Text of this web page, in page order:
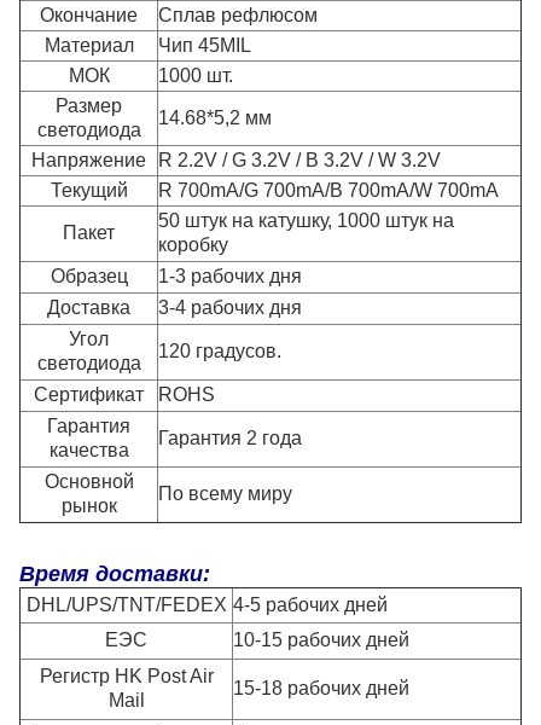
Окончание
Сплав рефлюсом
Материал
Чип 45MIL
МОК
1000 шт.
Размер
светодиода
14.68*5,2 мм
Напряжение
R 2.2V / G 3.2V / B 3.2V / W 3.2V
Текущий
R 700mA/G 700mA/B 700mA/W 700mA
Пакет
50 штук на катушку, 1000 штук на
коробку
Образец
1-3 рабочих дня
Доставка
3-4 рабочих дня
Угол
светодиода
120 градусов.
Сертификат
ROHS
Гарантия
качества
Гарантия 2 года
Основной
рынок
По всему миру
Время доставки:
DHL/UPS/TNT/FEDEX 4-5 рабочих дней
ЕЭС
10-15 рабочих дней
Регистр HK Post Air
Mail
15-18 рабочих дней